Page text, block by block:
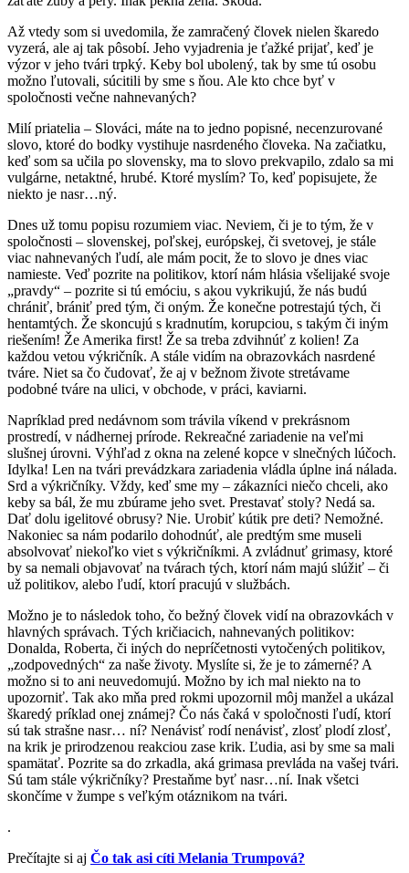
Až vtedy som si uvedomila, že zamračený človek nielen škaredo
vyzerá, ale aj tak pôsobí. Jeho vyjadrenia je ťažké prijať, keď je
výzor v jeho tvári trpký. Keby bol ubolený, tak by sme tú osobu
možno ľutovali, súcitili by sme s ňou. Ale kto chce byť v
spoločnosti večne nahnevaných?
Milí priatelia – Slováci, máte na to jedno popisné, necenzurované
slovo, ktoré do bodky vystihuje nasrdeného človeka. Na začiatku,
keď som sa učila po slovensky, ma to slovo prekvapilo, zdalo sa mi
vulgárne, netaktné, hrubé. Ktoré myslím? To, keď popisujete, že
niekto je nasr…ný.
Dnes už tomu popisu rozumiem viac. Neviem, či je to tým, že v
spoločnosti – slovenskej, poľskej, európskej, či svetovej, je stále
viac nahnevaných ľudí, ale mám pocit, že to slovo je dnes viac
namieste. Veď pozrite na politikov, ktorí nám hlásia všelijaké svoje
„pravdy“ – pozrite si tú emóciu, s akou vykrikujú, že nás budú
chrániť, brániť pred tým, či oným. Že konečne potrestajú tých, či
hentamtých. Že skoncujú s kradnutím, korupciou, s takým či iným
riešením! Že Amerika first! Že sa treba zdvihnúť z kolien! Za
každou vetou výkričník. A stále vidím na obrazovkách nasrdené
tváre. Niet sa čo čudovať, že aj v bežnom živote stretávame
podobné tváre na ulici, v obchode, v práci, kaviarni.
Napríklad pred nedávnom som trávila víkend v prekrásnom
prostredí, v nádhernej prírode. Rekreačné zariadenie na veľmi
slušnej úrovni. Výhľad z okna na zelené kopce v slnečných lúčoch.
Idylka! Len na tvári prevádzkara zariadenia vládla úplne iná nálada.
Srd a výkričníky. Vždy, keď sme my – zákazníci niečo chceli, ako
keby sa bál, že mu zbúrame jeho svet. Prestavať stoly? Nedá sa.
Dať dolu igelitové obrusy? Nie. Urobiť kútik pre deti? Nemožné.
Nakoniec sa nám podarilo dohodnúť, ale predtým sme museli
absolvovať niekoľko viet s výkričníkmi. A zvládnuť grimasy, ktoré
by sa nemali objavovať na tvárach tých, ktorí nám majú slúžiť – či
už politikov, alebo ľudí, ktorí pracujú v službách.
Možno je to následok toho, čo bežný človek vidí na obrazovkách v
hlavných správach. Tých kričiacich, nahnevaných politikov:
Donalda, Roberta, či iných do nepríčetnosti vytočených politikov,
„zodpovedných“ za naše životy. Myslíte si, že je to zámerné? A
možno si to ani neuvedomujú. Možno by ich mal niekto na to
upozorniť. Tak ako mňa pred rokmi upozornil môj manžel a ukázal
škaredý príklad onej známej? Čo nás čaká v spoločnosti ľudí, ktorí
sú tak strašne nasr… ní? Nenávisť rodí nenávisť, zlosť plodí zlosť,
na krik je prirodzenou reakciou zase krik. Ľudia, asi by sme sa mali
spamätať. Pozrite sa do zrkadla, aká grimasa prevláda na vašej tvári.
Sú tam stále výkričníky? Prestaňme byť nasr…ní. Inak všetci
skončíme v žumpe s veľkým otáznikom na tvári.
.
Prečítajte si aj Čo tak asi cíti Melania Trumpová?